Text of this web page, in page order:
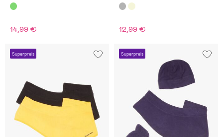
14,99 € 12,99 €
Superpreis Superpreis